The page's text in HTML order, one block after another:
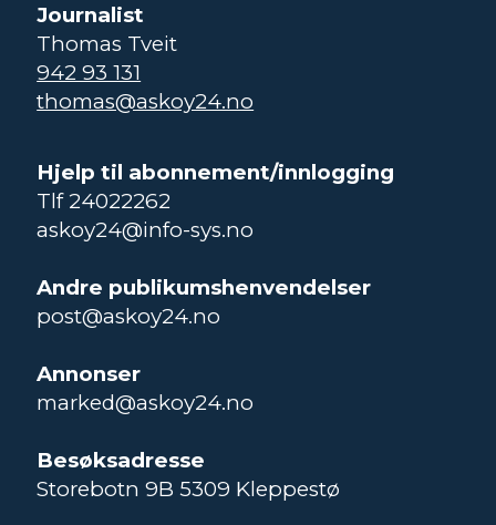
Journalist
Thomas Tveit
942 93 131
thomas@askoy24.no
Hjelp til abonnement/innlogging
Tlf 24022262
askoy24@info-sys.no
Andre publikumshenvendelser
post@askoy24.no
Annonser
marked@askoy24.no
Besøksadresse
Storebotn 9B 5309 Kleppestø